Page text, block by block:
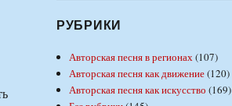
РУБРИКИ
Авторская песня в регионах(107)
Авторская песня как движение(120)
Авторская песня как искусство (169)